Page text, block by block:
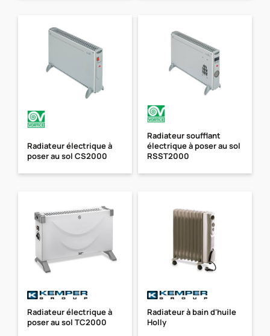
Radiateur électrique à
poser au sol CS2000
Radiateur soufflant
électrique à poser au sol
RSST2000
Radiateur électrique à
poser au sol TC2000
Radiateur à bain d'huile
Holly